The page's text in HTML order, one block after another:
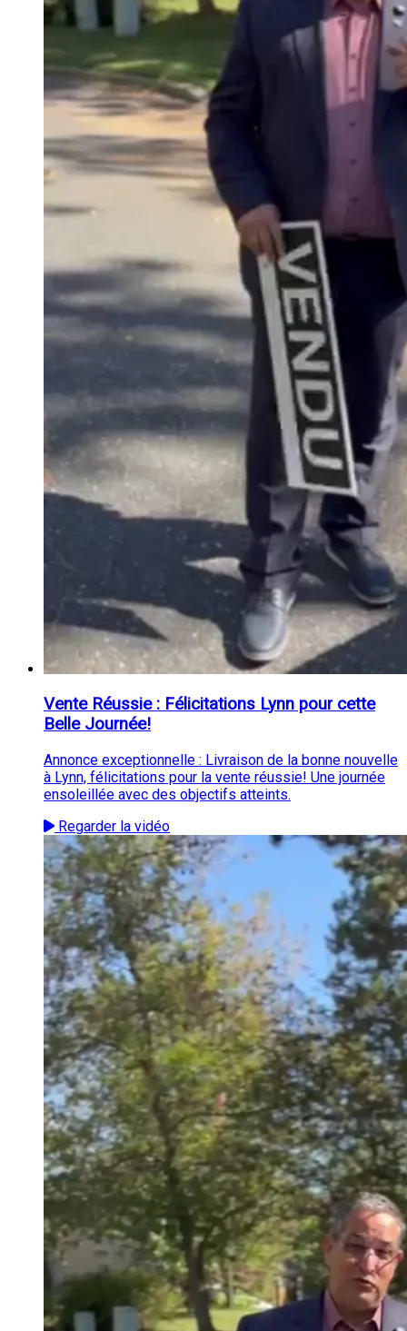
Vente Réussie : Félicitations Lynn pour cette
Belle Journée!
Annonce exceptionnelle : Livraison de la bonne nouvelle
à Lynn, félicitations pour la vente réussie! Une journée
ensoleillée avec des objectifs atteints.
Regarder la vidéo